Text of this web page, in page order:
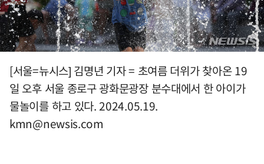
[서울=뉴시스] 김명년 기자 = 초여름 더위가 찾아온 19
일 오후 서울 종로구 광화문광장 분수대에서 한 아이가
물놀이를 하고 있다. 2024.05.19.
kmn@newsis.com